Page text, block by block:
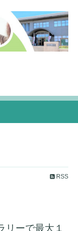
RSS
リーで最大１